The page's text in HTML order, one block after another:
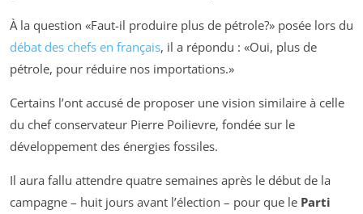
À la question Faut-il produire plus de pétrole? posée lors du
débat des chefs en français, il a répondu :
Oui, plus de
pétrole, pour réduire nos importations.
Certains l’ont accusé de proposer une vision similaire à celle
du chef conservateur Pierre Poilievre, fondée sur le
développement des énergies fossiles.
Il aura fallu attendre quatre semaines après le début de la
campagne – huit jours avant l’élection – pour que le Parti